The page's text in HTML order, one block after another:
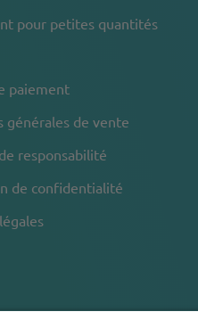
pour petites quantités
paiement
générales de vente
responsabilité
de confidentialité